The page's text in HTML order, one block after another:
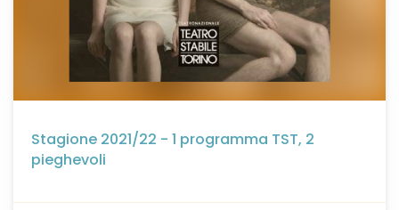
Stagione 2021/22 - 1 programma TST, 2
pieghevoli